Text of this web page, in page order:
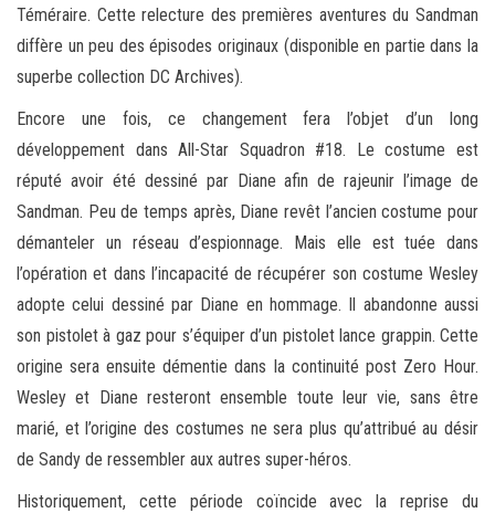
Téméraire. Cette relecture des premières aventures du Sandman
diffère un peu des épisodes originaux (disponible en partie dans la
superbe collection DC Archives).
Encore une fois, ce changement fera l’objet d’un long
développement dans All-Star Squadron #18. Le costume est
réputé avoir été dessiné par Diane afin de rajeunir l’image de
Sandman. Peu de temps après, Diane revêt l’ancien costume pour
démanteler un réseau d’espionnage. Mais elle est tuée dans
l’opération et dans l’incapacité de récupérer son costume Wesley
adopte celui dessiné par Diane en hommage. Il abandonne aussi
son pistolet à gaz pour s’équiper d’un pistolet lance grappin. Cette
origine sera ensuite démentie dans la continuité post Zero Hour.
Wesley et Diane resteront ensemble toute leur vie, sans être
marié, et l’origine des costumes ne sera plus qu’attribué au désir
de Sandy de ressembler aux autres super-héros.
Historiquement, cette période coïncide avec la reprise du